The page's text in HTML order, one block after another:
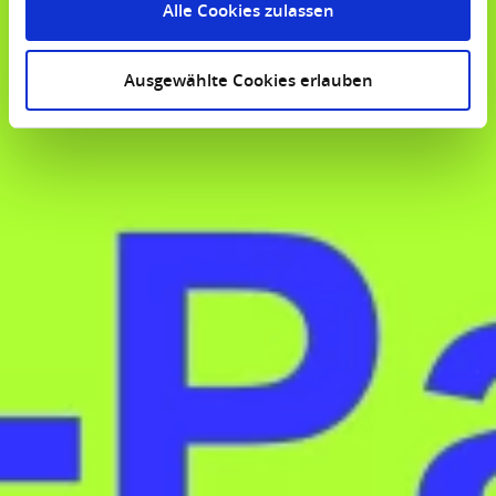
Alle Cookies zulassen
Ausgewählte Cookies erlauben